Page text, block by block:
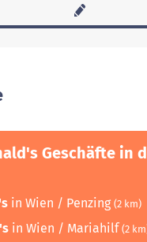
Geschäfte in
in Wien / Penzing (2 km)
in Wien / Mariahilf (2